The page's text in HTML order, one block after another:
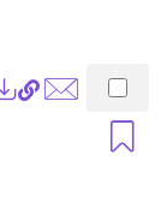
Lien
permanent
(Nouvelle
Envoyer